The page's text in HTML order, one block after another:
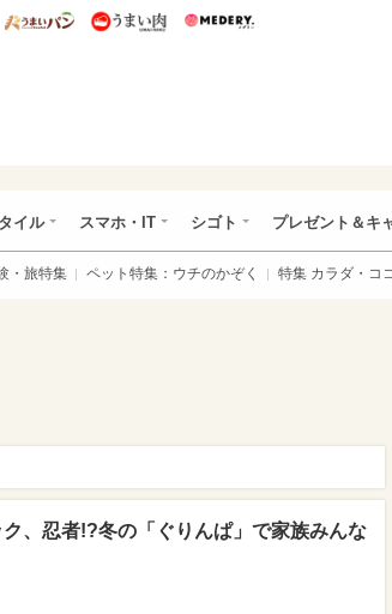
ー特集
うまいめし うまいパン うまい肉
イル スマホ・IT シゴト プレゼント＆キ
・旅特集 ペット特集：ウチのかぞく 特集 カラダ・コ
、忍者!?冬の「ぐりんぱ」で家族みんな